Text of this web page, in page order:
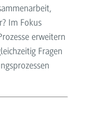
Im Fokus
erweitern
Fragen